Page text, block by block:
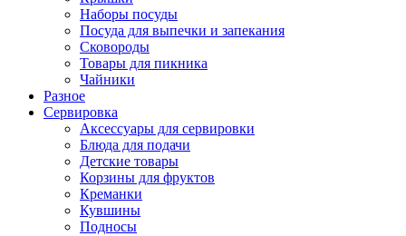
Наборы посуды
Посуда для выпечки и запекания
Сковороды
Товары для пикника
Чайники
Разное
Сервировка
Аксессуары для сервировки
Блюда для подачи
Детские товары
Корзины для фруктов
Креманки
Кувшины
Подносы